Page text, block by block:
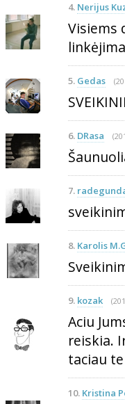
4. Nerijus
Visiems
5. Gedas
6. DRasa
7.
8. Karolis
9. kozak
Aciu
reiskia.
taciau
10. Kristina